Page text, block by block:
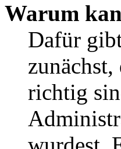
Warum
Dafür
richtig